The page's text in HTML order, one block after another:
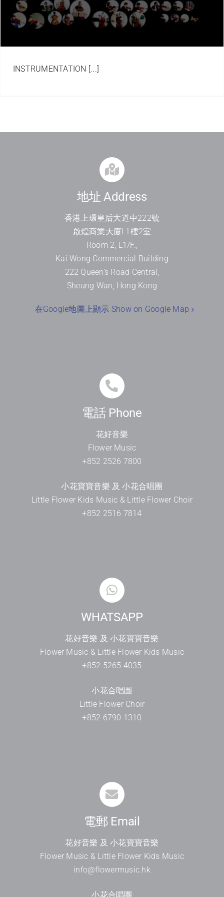
INSTRUMENTATION [...]
地址 Address
香港上環皇后大道中222號
啟煌商業大廈L1 樓2室
Room 2, L1/F.,
Kai Wong Commercial Building
222 Queen’s Road Central,
Sheung Wan, Hong Kong
在Google地圖上顯示 Show on Google Map
電話 Phone
花好音樂
Flower Music
+852 2526 7800
小花寶寶音樂 及 小花合唱團
Little Flower Kids Music & Little Flower Choir
+852 2516 7814
WHATSAPP
花好音樂 及 小花寶寶音樂
Flower Music & Little Flower Kids Music
+852 5265 4035
小花合唱團
Little Flower Choir
+852 6790 1310
電郵 Email
花好音樂 及 小花寶寶音樂
Flower Music & Little Flower Kids Music
info@flowermusic.hk
小花合唱團